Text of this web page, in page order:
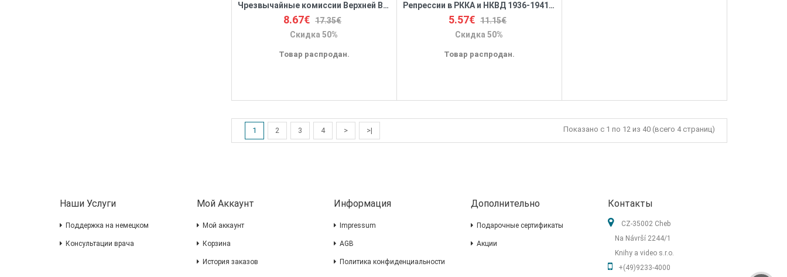
Чрезвычайные комиссии Верхней Волги. 1918-1922 гг.
8.67€ 17.35€
Скидка 50%
Товар распродан.
Репрессии в РККА и НКВД 1936-1941 гг. Военная катастрофа 1941 года
5.57€ 11.15€
Скидка 50%
Товар распродан.
1 2 3 4 > >| Показано с 1 по 12 из 40 (всего 4 страниц)
Наши Услуги
Поддержка на немецком
Консультации врача
Мой Аккаунт
Мой аккаунт
Корзина
История заказов
Информация
Impressum
AGB
Политика конфиденциальности
Дополнительно
Подарочные сертификаты
Акции
Контакты
CZ-35002 Cheb
Na Návrší 2244/1
Knihy a video s.r.o.
+(49)9233-4000